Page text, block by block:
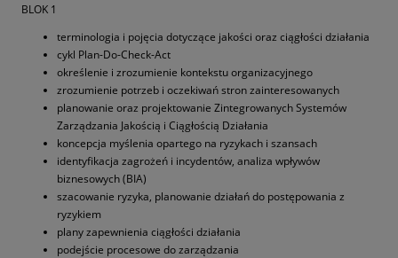
BLOK 1
terminologia i pojęcia dotyczące jakości oraz ciągłości działania
cykl Plan-Do-Check-Act
określenie i zrozumienie kontekstu organizacyjnego
zrozumienie potrzeb i oczekiwań stron zainteresowanych
planowanie oraz projektowanie Zintegrowanych Systemów
Zarządzania Jakością i Ciągłością Działania
koncepcja myślenia opartego na ryzykach i szansach
identyfikacja zagrożeń i incydentów, analiza wpływów
biznesowych (BIA)
szacowanie ryzyka, planowanie działań do postępowania z
ryzykiem
plany zapewnienia ciągłości działania
podejście procesowe do zarządzania